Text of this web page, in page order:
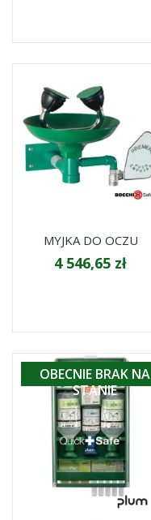
MYJKA DO OCZU
4 546,65 zł
OBECNIE BRAK NA
STANIE